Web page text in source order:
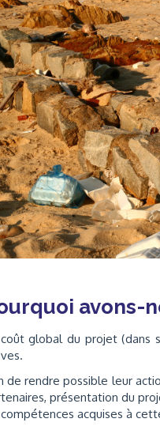
avons-
global du projet (dans
de rendre possible leur
présentation du
acquises à